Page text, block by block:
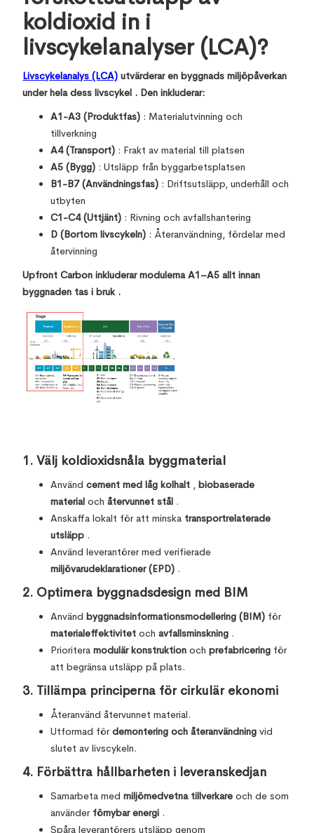
koldioxid in i
livscykelanalyser (LCA)?
Livscykelanalys (LCA) utvärderar en byggnads miljöpåverkan
under hela dess livscykel . Den inkluderar:
A1-A3 (Produktfas) : Materialutvinning och
tillverkning
A4 (Transport) : Frakt av material till platsen
A5 (Bygg) : Utsläpp från byggarbetsplatsen
B1-B7 (Användningsfas) : Driftsutsläpp, underhåll och
utbyten
C1-C4 (Uttjänt) : Rivning och avfallshantering
D (Bortom livscykeln) : Återanvändning, fördelar med
återvinning
Upfront Carbon inkluderar modulerna A1–A5 allt innan
byggnaden tas i bruk .
1.Välj koldioxidsnåla byggmaterial
Användcement med låg kolhalt ,biobaserade
material ochåtervunnet stål .
Anskaffa lokalt för att minska transportrelaterade
utsläpp .
Använd leverantörer med verifierade
miljövarudeklarationer (EPD) .
2. Optimera byggnadsdesign med BIM
Användbyggnadsinformationsmodellering (BIM) för
materialeffektivitet ochavfallsminskning .
Prioriteramodulär konstruktion ochprefabricering för
att begränsa utsläpp på plats.
3. Tillämpa principerna för cirkulär ekonomi
Återanvänd återvunnet material.
Utformad fördemontering och återanvändning vid
slutet av livscykeln.
4. Förbättra hållbarheten i leveranskedjan
Samarbeta medmiljömedvetna tillverkare och de som
använder förnybar energi .
Spåra leverantörers utsläpp genom